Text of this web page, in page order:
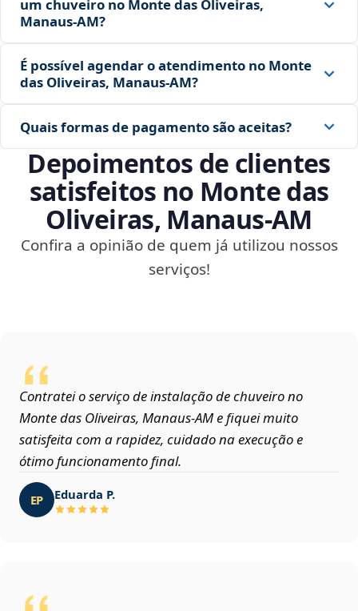
um chuveiro no Monte das Oliveiras,
Manaus‑AM?
É possível agendar o atendimento no Monte
das Oliveiras, Manaus‑AM?
Quais formas de pagamento são aceitas?
Depoimentos de clientes
satisfeitos no Monte das
Oliveiras, Manaus‑AM
Confira a opinião de quem já utilizou nossos
serviços!
Contratei o serviço de instalação de chuveiro no
Monte das Oliveiras, Manaus‑AM e fiquei muito
satisfeita com a rapidez, cuidado na execução e
ótimo funcionamento final.
EP Eduarda P.